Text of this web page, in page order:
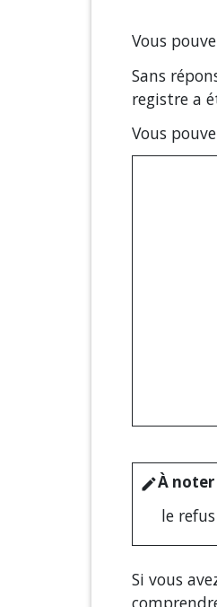
Vous
Sans
registre a
Vous
editÀ noter
le
Si vous